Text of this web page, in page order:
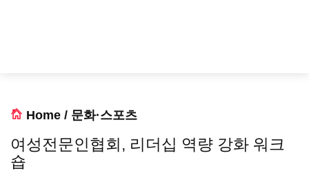
Home / 문화·스포츠
여성전문인협회, 리더십 역량 강화 워크
숍